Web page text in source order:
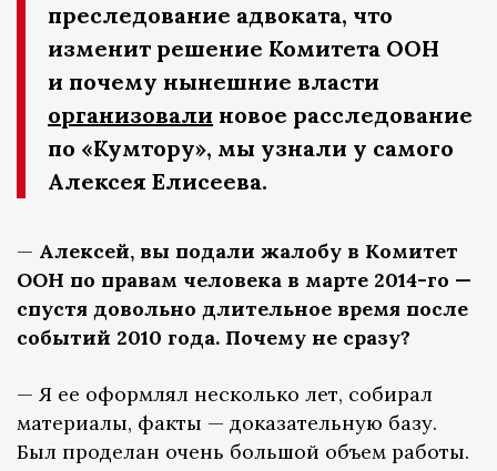
преследование адвоката, что
изменит решение Комитета ООН
и почему нынешние власти
организовали новое расследование
по «Кумтору», мы узнали у самого
Алексея Елисеева.
— Алексей, вы подали жалобу в Комитет
ООН по правам человека в марте 2014-го —
спустя довольно длительное время после
событий 2010 года. Почему не сразу?
— Я ее оформлял несколько лет, собирал
материалы, факты — доказательную базу.
Был проделан очень большой объем работы.